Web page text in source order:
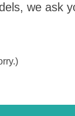
we ask